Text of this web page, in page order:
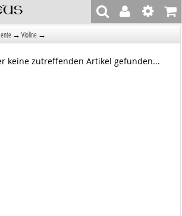
→ Violine →
keine zutreffenden Artikel gefunden...